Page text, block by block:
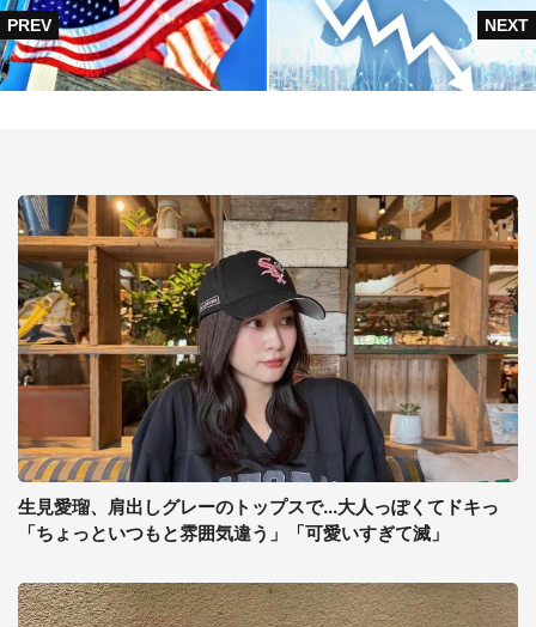
生見愛瑠、肩出しグレーのトップスで...大人っぽくてドキっ
「ちょっといつもと雰囲気違う」「可愛いすぎて滅」